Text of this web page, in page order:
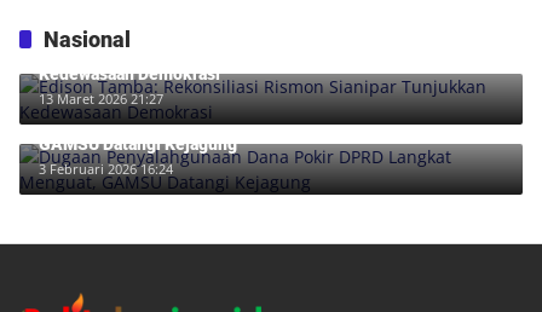
Nasional
Edison Tamba: Rekonsiliasi Rismon Sianipar Tunjukkan
Kedewasaan Demokrasi
13 Maret 2026 21:27
Dugaan Penyalahgunaan Dana Pokir DPRD Langkat Menguat,
GAMSU Datangi Kejagung
3 Februari 2026 16:24